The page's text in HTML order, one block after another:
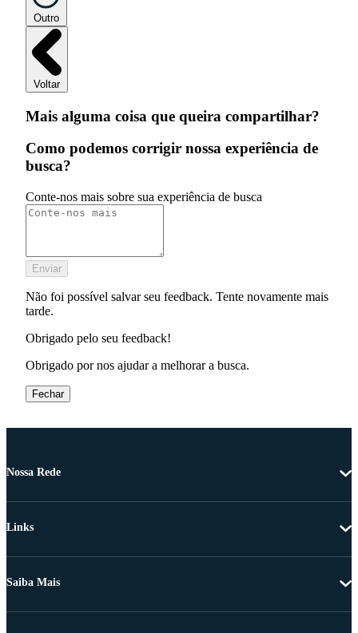
Outro
Voltar
Mais alguma coisa que queira compartilhar?
Como podemos corrigir nossa experiência de
busca?
Conte-nos mais sobre sua experiência de busca
Enviar
Não foi possível salvar seu feedback. Tente novamente mais
tarde.
Obrigado pelo seu feedback!
Obrigado por nos ajudar a melhorar a busca.
Fechar
Nossa Rede
Links
Saiba Mais